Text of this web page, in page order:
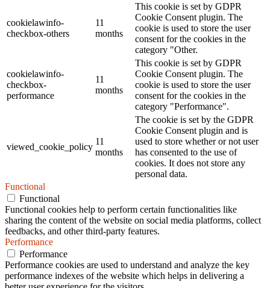
cookielawinfo-
checkbox-others
11
months
This cookie is set by GDPR
Cookie Consent plugin. The
cookie is used to store the user
consent for the cookies in the
category "Other.
cookielawinfo-
checkbox-
performance
11
months
This cookie is set by GDPR
Cookie Consent plugin. The
cookie is used to store the user
consent for the cookies in the
category "Performance".
viewed_cookie_policy
11
months
The cookie is set by the GDPR
Cookie Consent plugin and is
used to store whether or not user
has consented to the use of
cookies. It does not store any
personal data.
Functional
Functional
Functional cookies help to perform certain functionalities like
sharing the content of the website on social media platforms, collect
feedbacks, and other third-party features.
Performance
Performance
Performance cookies are used to understand and analyze the key
performance indexes of the website which helps in delivering a